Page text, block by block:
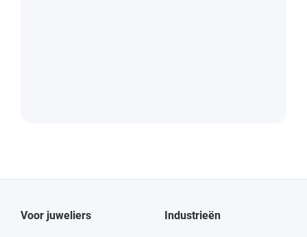
Voor juweliers Industrieën